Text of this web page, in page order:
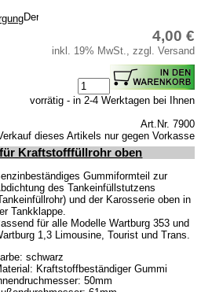
4,00 €
inkl. 19% MwSt., zzgl. Versand
vorrätig - in 2-4 Werktagen bei Ihnen
Art.Nr. 7900
dieses Artikels nur gegen Vorkasse
Kraftstofffüllrohr oben
Gummiformteil zur
des Tankeinfüllstutzens
und der Karosserie oben in
Tankklappe.
für alle Modelle Wartburg 353 und
1,3 Limousine, Tourist und Trans.
schwarz
Kraftstoffbeständiger Gummi
50mm